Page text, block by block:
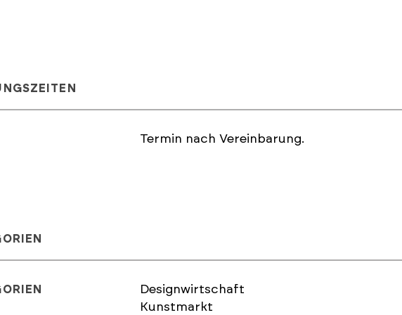
Termin nach Vereinbarung.
Designwirtschaft
Kunstmarkt